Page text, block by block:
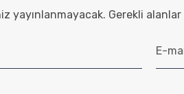
yayınlanmayacak. Gerekli alanlar